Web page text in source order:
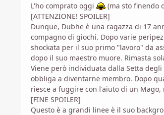
L'ho comprato oggi
(ma sto finendo
[ATTENZIONE! SPOILER]
Dunque, Dubhe è una ragazza di 17
compagno di giochi. Dopo varie
shockata per il suo primo "lavoro" da
dopo il suo maestro muore. Rimasta
Viene però individuata dalla Setta
obbliga a diventarne membro. Dopo
riesce a fuggire con l'aiuto di un
[FINE SPOILER]
Questo è a grandi linee è il suo